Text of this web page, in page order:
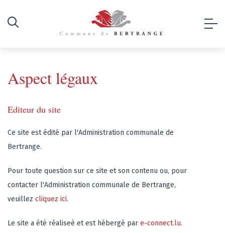
Aspect légaux
Editeur du site
Ce site est édité par l'Administration communale de
Bertrange.
Pour toute question sur ce site et son contenu ou, pour
contacter l'Administration communale de Bertrange,
veuillez cliquez ici.
Le site a été réaliseé et est hébergé par e-connect.lu.